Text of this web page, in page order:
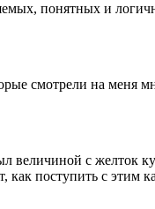
понятных и
смотрели на меня
величиной с желток
как поступить с этим